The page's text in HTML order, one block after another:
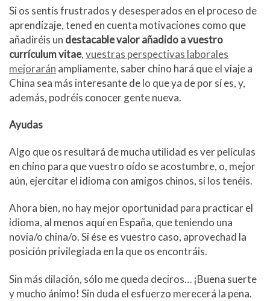
Si os sentís frustrados y desesperados en el proceso de
aprendizaje, tened en cuenta motivaciones como que
añadiréis un destacable valor añadido a vuestro
currículum vitae,vuestras perspectivas laborales
mejorarán ampliamente, saber chino hará que el viaje a
China sea más interesante de lo que ya de por sí es, y,
además, podréis conocer gente nueva.
Ayudas
Algo que os resultará de mucha utilidad es ver películas
en chino para que vuestro oído se acostumbre, o, mejor
aún, ejercitar el idioma con amigos chinos, si los tenéis.
Ahora bien, no hay mejor oportunidad para practicar el
idioma, al menos aquí en España, que teniendo una
novia/o china/o. Si ése es vuestro caso, aprovechad la
posición privilegiada en la que os encontráis.
Sin más dilación, sólo me queda deciros… ¡Buena suerte
y mucho ánimo! Sin duda el esfuerzo merecerá la pena.